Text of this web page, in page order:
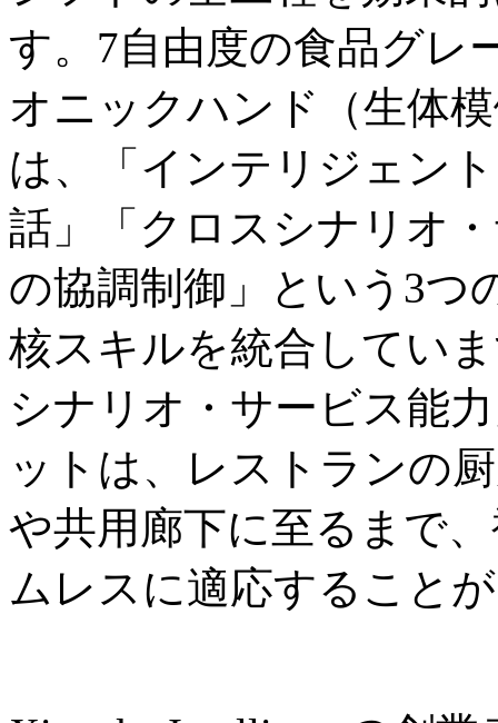
す。7自由度の食品グレ
オニックハンド（生体
は、「インテリジェン
話」「クロスシナリオ
の協調制御」という3つ
核スキルを統合してい
シナリオ・サービス能
ットは、レストランの
や共用廊下に至るまで
ムレスに適応すること